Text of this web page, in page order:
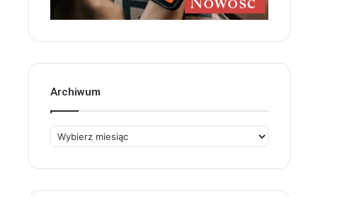
Archiwum
Archiwum